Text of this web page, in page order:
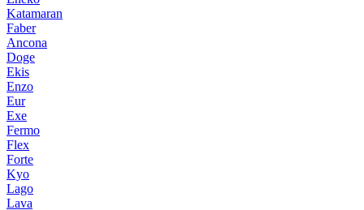
Katamaran
Faber
Ancona
Doge
Ekis
Enzo
Eur
Exe
Fermo
Flex
Forte
Kyo
Lago
Lava